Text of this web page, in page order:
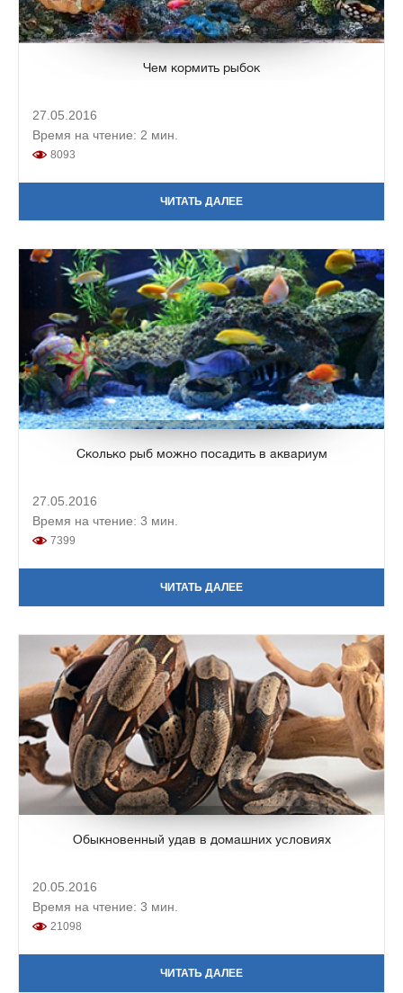
Чем кормить рыбок
27.05.2016
Время на чтение: 2 мин.
8093
ЧИТАТЬ ДАЛЕЕ
Сколько рыб можно посадить в аквариум
27.05.2016
Время на чтение: 3 мин.
7399
ЧИТАТЬ ДАЛЕЕ
Обыкновенный удав в домашних условиях
20.05.2016
Время на чтение: 3 мин.
21098
ЧИТАТЬ ДАЛЕЕ